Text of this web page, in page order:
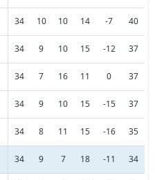
34 10 10 14 -7 40
34 9 10 15 -12 37
34 7 16 11 0 37
34 9 10 15 -15 37
34 8 11 15 -16 35
34 9 7 18 -11 34